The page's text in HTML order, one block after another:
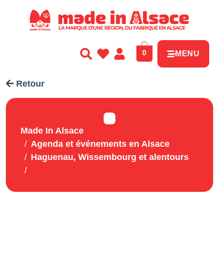
0 MENU
Retour
Made In Alsace
Agenda et événements en Alsace
Haguenau, Wissembourg et alentours